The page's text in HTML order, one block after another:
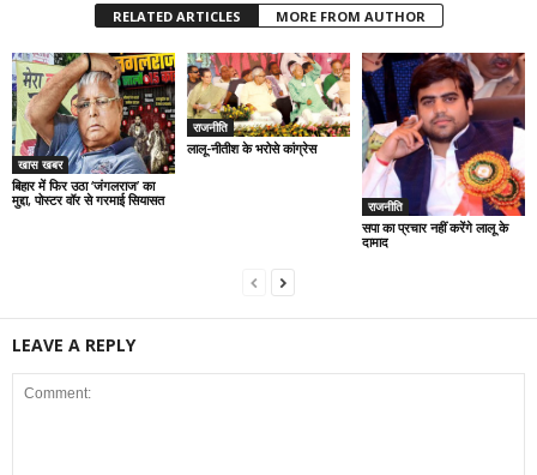
RELATED ARTICLES MORE FROM AUTHOR
खास खबर
बिहार में फिर उठा ‘जंगलराज’ का
मुद्दा, पोस्टर वॉर से गरमाई सियासत
राजनीति
लालू-नीतीश के भरोसे कांग्रेस
राजनीति
सपा का प्रचार नहीं करेंगे लालू के
दामाद
LEAVE A REPLY